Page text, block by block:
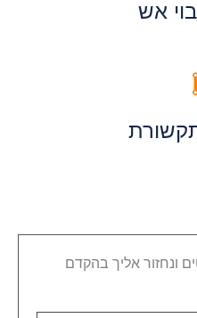
אש
ונחזור אליך בהקדם